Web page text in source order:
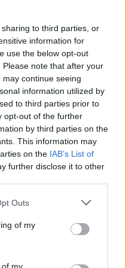
to third parties, or
information for
use the below opt-out
note that after your
continue seeing
information utilized by
to third parties prior to
opt-out of the further
by third parties on the
This information may
on the IAB’s List of
further disclose it to other
Outs
of my
του στο
Αγάπης»